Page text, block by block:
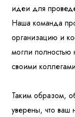
идеи для
Наша команда
организацию и
могли
своими
Таким образом,
уверены, что ваш